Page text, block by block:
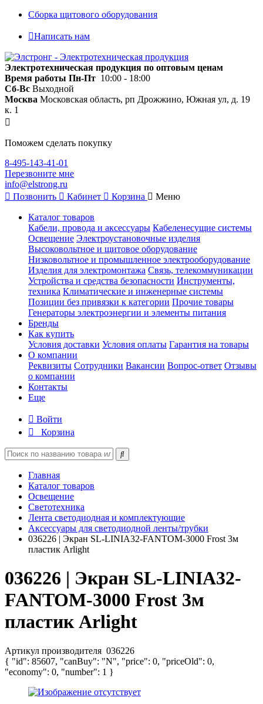
Сборка щитового оборудования
Написать нам
Электротехническая продукция по оптовым ценам
Время работы Пн-Пт 10:00 - 18:00
Сб-Вс Выходной
Москва Московская область, рп Дрожжино, Южная ул, д. 19
к. 1
Поможем сделать покупку
8-495-143-41-01
Перезвоните мне
info@elstrong.ru
Позвонить
Кабинет Корзина Меню
Каталог товаров
Кабели, провода и аксессуары Кабеленесущие системы
Освещение Электроустановочные изделия
Высоковольтное и щитовое оборудование
Низковольтное и промышленное электрооборудование
Изделия для электромонтажа Связь, телекоммуникации
Устройства и средства безопасности Инструменты,
техника Климатические и инженерные системы
Позиции без привязки к категории Прочие товары
Генераторы электроэнергии и элементы питания
Бренды
Как купить
Условия доставки Условия оплаты Гарантия на товары
О компании
Реквизиты Сотрудники Вакансии Вопрос-ответ Отзывы
о компании
Контакты
Еще
Войти
Корзина
Главная
Каталог товаров
Освещение
Светотехника
Лента светодиодная и комплектующие
Аксессуары для светодиодной ленты/трубки
036226 | Экран SL-LINIA32-FANTOM-3000 Frost 3м
пластик Arlight
036226 | Экран SL-LINIA32-
FANTOM-3000 Frost 3м
пластик Arlight
Артикул производителя 036226
{ "id": 85607, "canBuy": "N", "price": 0, "priceOld": 0,
"economy": 0, "number": 1 }